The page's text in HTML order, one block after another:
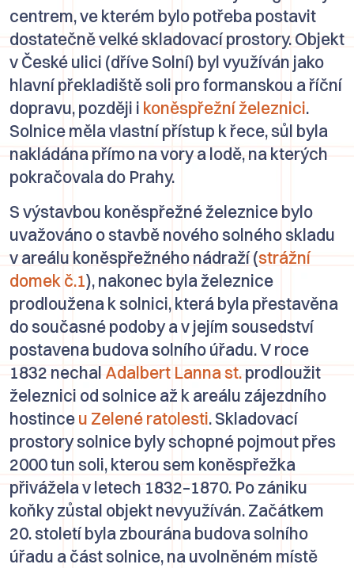
centrem, ve kterém bylo potřeba postavit
dostatečně velké skladovací prostory. Objekt
v České ulici (dříve Solní) byl využíván jako
hlavní překladiště soli pro formanskou a říční
dopravu, později i koněspřežní železnici.
Solnice měla vlastní přístup k řece, sůl byla
nakládána přímo na vory a lodě, na kterých
pokračovala do Prahy.
S výstavbou koněspřežné železnice bylo
uvažováno o stavbě nového solného skladu
v areálu koněspřežného nádraží (strážní
domek č.1), nakonec byla železnice
prodloužena k solnici, která byla přestavěna
do současné podoby a v jejím sousedství
postavena budova solního úřadu. V roce
1832 nechal Adalbert Lanna st.prodloužit
železnici od solnice až k areálu zájezdního
hostinceu Zelené ratolesti. Skladovací
prostory solnice byly schopné pojmout přes
2000 tun soli, kterou sem koněspřežka
přivážela v letech 1832–1870. Po zániku
koňky zůstal objekt nevyužíván. Začátkem
20. století byla zbourána budova solního
úřadu a část solnice, na uvolněném místě